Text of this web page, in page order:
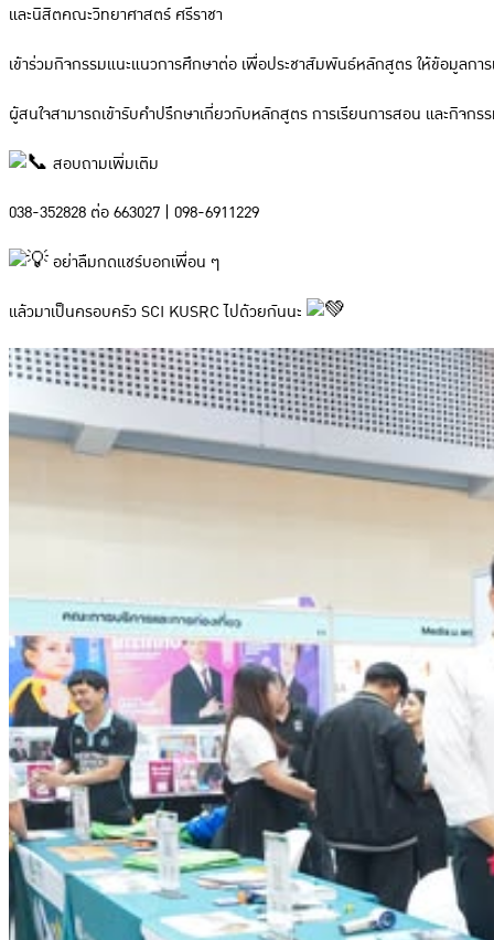
และนิสิตคณะวิทยาศาสตร์ ศรีราชา
เข้าร่วมกิจกรรมแนะแนวการศึกษาต่อ เพื่อประชาสัมพันธ์หลักสูตร ให้ข้อมูลก
ผู้สนใจสามารถเข้ารับคำปรึกษาเกี่ยวกับหลักสูตร การเรียนการสอน และกิจก
สอบถามเพิ่มเติม
038-352828 ต่อ 663027 | 098-6911229
อย่าลืมกดแชร์บอกเพื่อน ๆ
แล้วมาเป็นครอบครัว SCI KUSRC ไปด้วยกันนะ